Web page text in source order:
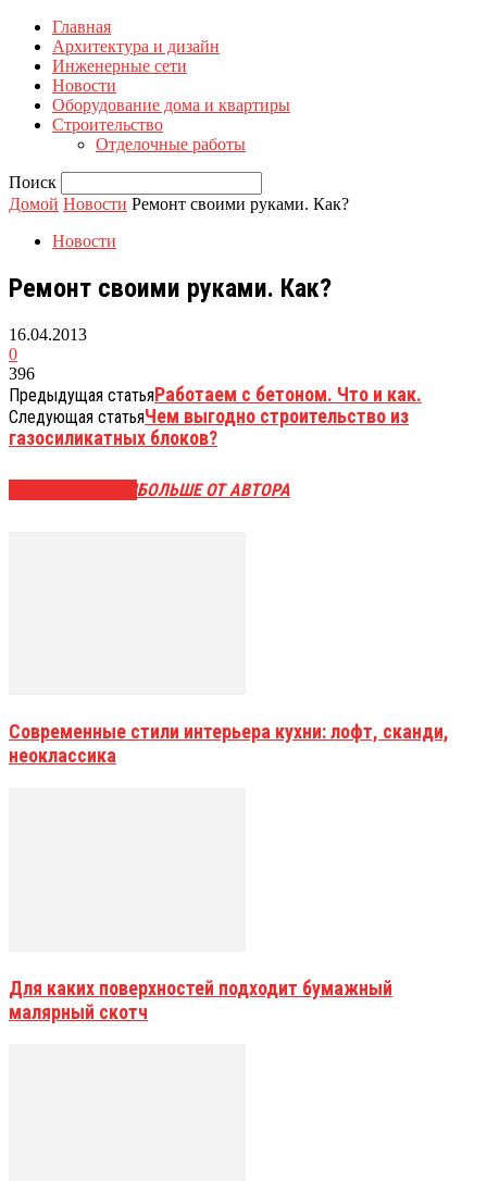
Главная
Архитектура и дизайн
Инженерные сети
Новости
Оборудование дома и квартиры
Строительство
Отделочные работы
Поиск
Домой Новости Ремонт своими руками. Как?
Новости
Ремонт своими руками. Как?
16.04.2013
0
396
Предыдущая статьяРаботаем с бетоном. Что и как.
Следующая статьяЧем выгодно строительство из
газосиликатных блоков?
БОЛЬШЕ ОТ АВТОРА
Современные стили интерьера кухни: лофт, сканди,
неоклассика
Для каких поверхностей подходит бумажный
малярный скотч